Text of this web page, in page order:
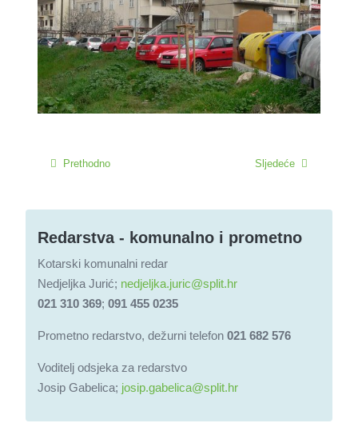
Prethodno Sljedeće
Redarstva - komunalno i prometno
Kotarski komunalni redar
Nedjeljka Jurić; nedjeljka.juric@split.hr
021 310 369; 091 455 0235
Prometno redarstvo, dežurni telefon 021 682 576
Voditelj odsjeka za redarstvo
Josip Gabelica; josip.gabelica@split.hr